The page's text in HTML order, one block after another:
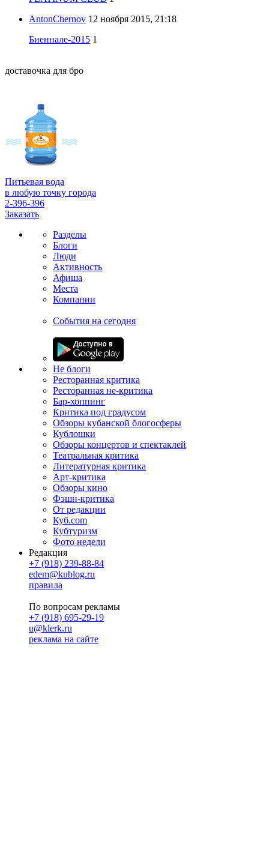
AntonChernov 12 ноября 2015, 21:18
Биеннале-2015 1
доставочка для бро
Питьевая вода
в любую точку города
2-396-396
Заказать
Разделы
Блоги
Люди
Активность
Афиша
Места
Компании
События на сегодня
Не блоги
Ресторанная критика
Ресторанная не-критика
Бар-хоппинг
Критика под градусом
Обзоры кубанской блогосферы
Кублошки
Обзоры концертов и спектаклей
Театральная критика
Литературная критика
Арт-критика
Обзоры кино
Фэшн-критика
От редакции
Куб.com
Кубтуризм
Фото недели
Редакция
+7 (918) 239-88-84
edem@kublog.ru
правила
По вопросам рекламы
+7 (918) 695-29-19
u@klerk.ru
реклама на сайте